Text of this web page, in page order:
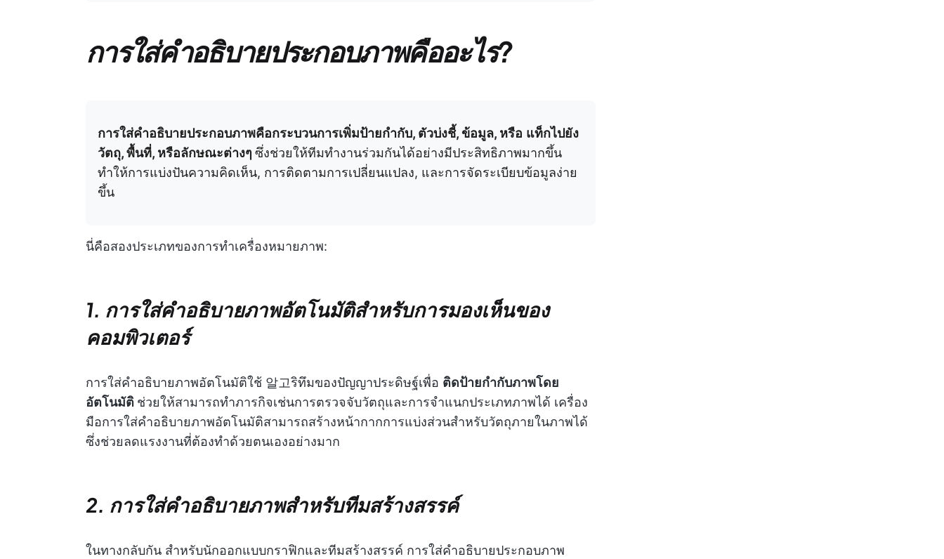
การใส่คำอธิบายประกอบภาพคืออะไร?
การใส่คำอธิบายประกอบภาพคือกระบวนการเพิ่มป้ายกำกับ, ตัวบ่งชี้, ข้อมูล, หรือ แท็กไปยัง
วัตถุ, พื้นที่, หรือลักษณะต่างๆ ซึ่งช่วยให้ทีมทำงานร่วมกันได้อย่างมีประสิทธิภาพมากขึ้น
ทำให้การแบ่งปันความคิดเห็น, การติดตามการเปลี่ยนแปลง, และการจัดระเบียบข้อมูลง่าย
ขึ้น
นี่คือสองประเภทของการทำเครื่องหมายภาพ:
1. การใส่คำอธิบายภาพอัตโนมัติสำหรับการมองเห็นของ
คอมพิวเตอร์
การใส่คำอธิบายภาพอัตโนมัติใช้ 알고ริทึมของปัญญาประดิษฐ์เพื่อ ติดป้ายกำกับภาพโดย
อัตโนมัติ ช่วยให้สามารถทำภารกิจเช่นการตรวจจับวัตถุและการจำแนกประเภทภาพได้ เครื่อง
มือการใส่คำอธิบายภาพอัตโนมัติสามารถสร้างหน้ากากการแบ่งส่วนสำหรับวัตถุภายในภาพได้
ซึ่งช่วยลดแรงงานที่ต้องทำด้วยตนเองอย่างมาก
2. การใส่คำอธิบายภาพสำหรับทีมสร้างสรรค์
ในทางกลับกัน สำหรับนักออกแบบกราฟิกและทีมสร้างสรรค์ การใส่คำอธิบายประกอบภาพ